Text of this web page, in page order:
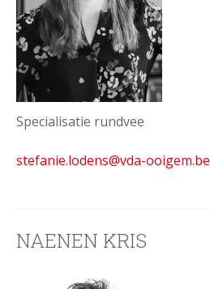
Specialisatie rundvee
stefanie.lodens@vda-ooigem.be
NAENEN KRIS